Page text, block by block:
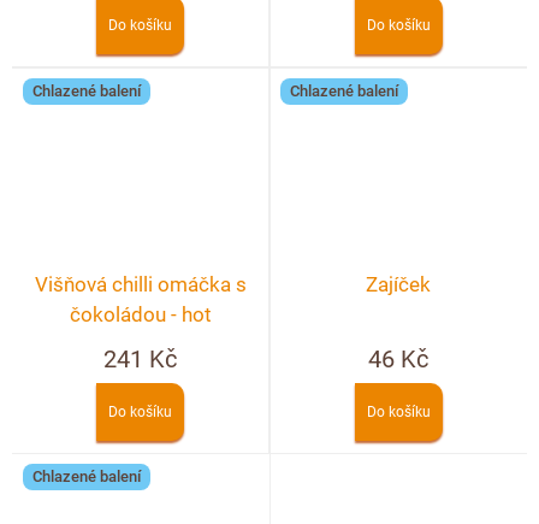
Do košíku Do košíku
Chlazené balení
Višňová chilli omáčka s
čokoládou - hot
241 Kč
Do košíku
Chlazené balení
Zajíček
46 Kč
Do košíku
Chlazené balení